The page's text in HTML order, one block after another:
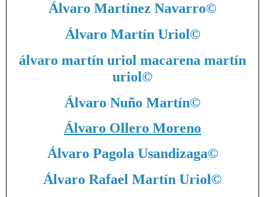
Álvaro Martínez Navarro©
Álvaro Martín Uriol©
álvaro martín uriol macarena martín
uriol©
Álvaro Nuño Martín©
Álvaro Ollero Moreno
Álvaro Pagola Usandizaga©
Álvaro Rafael Martín Uriol©